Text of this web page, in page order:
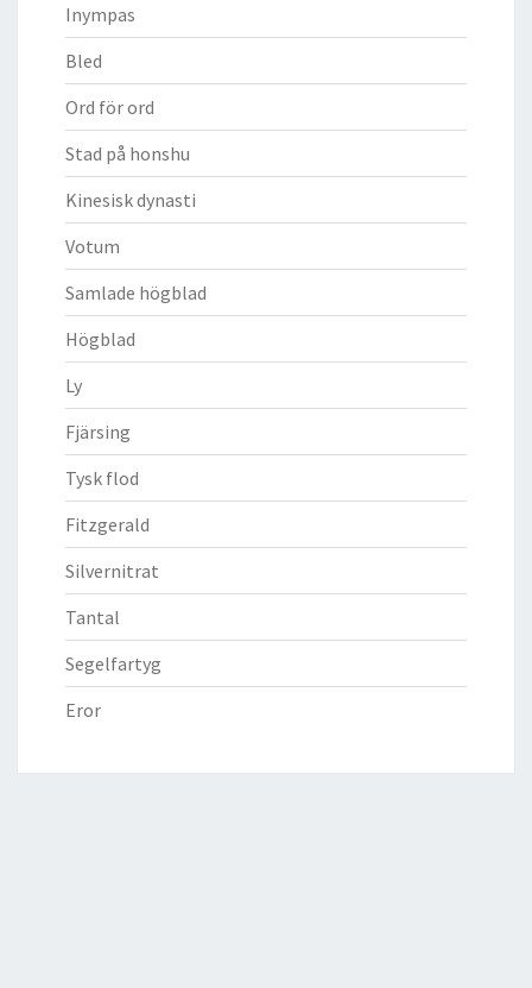
Inympas
Bled
Ord för ord
Stad på honshu
Kinesisk dynasti
Votum
Samlade högblad
Högblad
Ly
Fjärsing
Tysk flod
Fitzgerald
Silvernitrat
Tantal
Segelfartyg
Eror